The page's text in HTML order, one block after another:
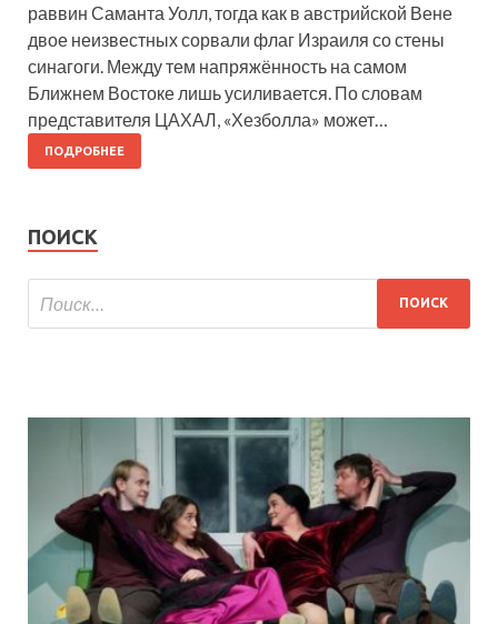
раввин Саманта Уолл, тогда как в австрийской Вене
двое неизвестных сорвали флаг Израиля со стены
синагоги. Между тем напряжённость на самом
Ближнем Востоке лишь усиливается. По словам
представителя ЦАХАЛ, «Хезболла» может…
ПОДРОБНЕЕ
ПОИСК